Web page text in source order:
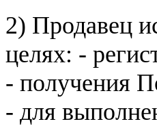
2) Продавец
целях: -
- получения
- для